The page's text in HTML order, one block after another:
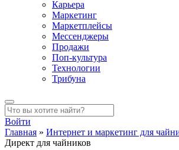
Карьера
Маркетинг
Маркетплейсы
Мессенджеры
Продажи
Поп-культура
Технологии
Трибуна
Войти
Главная » Интернет и маркетинг для
Директ для чайников